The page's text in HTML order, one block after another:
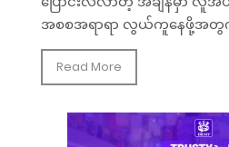
အစစအရာရာ လွယ်ကူနေဖို့အတွက်
Read More